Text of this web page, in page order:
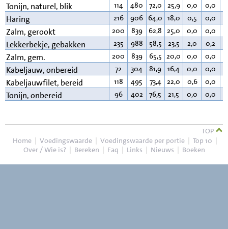
Tonijn, naturel, blik 114 480 72,0 25,9 0,0 0,0
Haring 216 906 64,0 18,0 0,5 0,0
Zalm, gerookt 200 839 62,8 25,0 0,0 0,0
Lekkerbekje, gebakken 235 988 58,5 23,5 2,0 0,2
Zalm, gem. 200 839 65,5 20,0 0,0 0,0
Kabeljauw, onbereid 72 304 81,9 16,4 0,0 0,0
Kabeljauwfilet, bereid 118 495 73,4 22,0 0,6 0,0
Tonijn, onbereid 96 402 76,5 21,5 0,0 0,0
TOP
Home | Voedingswaarde | Voedingswaarde per portie | Top 10 |
Over / Wie is? | Bereken | Faq | Links | Nieuws | Boeken